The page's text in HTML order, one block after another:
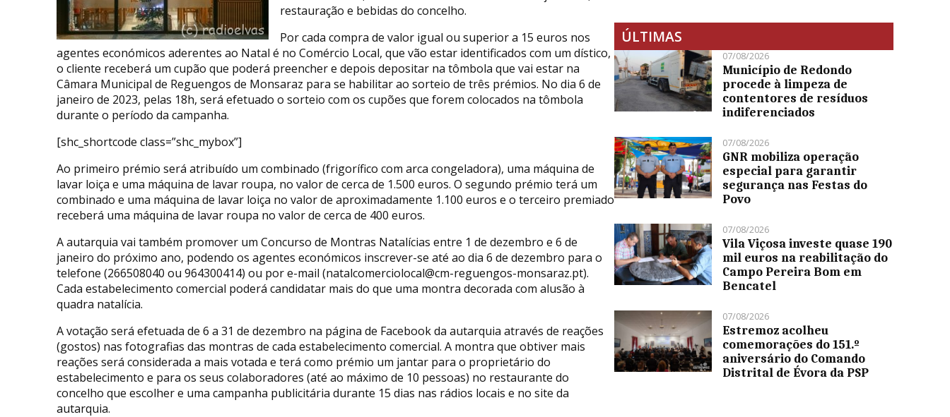
restauração e bebidas do concelho.
Por cada compra de valor igual ou superior a 15 euros nos
agentes económicos aderentes ao Natal é no Comércio Local, que vão estar identificados com um dístico,
o cliente receberá um cupão que poderá preencher e depois depositar na tômbola que vai estar na
Câmara Municipal de Reguengos de Monsaraz para se habilitar ao sorteio de três prémios. No dia 6 de
janeiro de 2023, pelas 18h, será efetuado o sorteio com os cupões que forem colocados na tômbola
durante o período da campanha.
[shc_shortcode class=”shc_mybox”]
Ao primeiro prémio será atribuído um combinado (frigorífico com arca congeladora), uma máquina de
lavar loiça e uma máquina de lavar roupa, no valor de cerca de 1.500 euros. O segundo prémio terá um
combinado e uma máquina de lavar loiça no valor de aproximadamente 1.100 euros e o terceiro premiado
receberá uma máquina de lavar roupa no valor de cerca de 400 euros.
A autarquia vai também promover um Concurso de Montras Natalícias entre 1 de dezembro e 6 de
janeiro do próximo ano, podendo os agentes económicos inscrever-se até ao dia 6 de dezembro para o
telefone (266508040 ou 964300414) ou por e-mail (natalcomerciolocal@cm-reguengos-monsaraz.pt).
Cada estabelecimento comercial poderá candidatar mais do que uma montra decorada com alusão à
quadra natalícia.
A votação será efetuada de 6 a 31 de dezembro na página de Facebook da autarquia através de reações
(gostos) nas fotografias das montras de cada estabelecimento comercial. A montra que obtiver mais
reações será considerada a mais votada e terá como prémio um jantar para o proprietário do
estabelecimento e para os seus colaboradores (até ao máximo de 10 pessoas) no restaurante do
concelho que escolher e uma campanha publicitária durante 15 dias nas rádios locais e no site da
autarquia.
ÚLTIMAS
07/08/2026
Município de Redondo
procede à limpeza de
contentores de resíduos
indiferenciados
07/08/2026
GNR mobiliza operação
especial para garantir
segurança nas Festas do
Povo
07/08/2026
Vila Viçosa investe quase 190
mil euros na reabilitação do
Campo Pereira Bom em
Bencatel
07/08/2026
Estremoz acolheu
comemorações do 151.º
aniversário do Comando
Distrital de Évora da PSP